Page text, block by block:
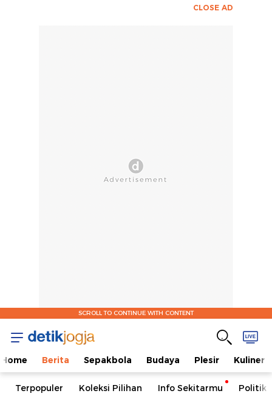
CLOSE AD
SCROLL TO CONTINUE WITH CONTENT
Home Berita Sepakbola Budaya Plesir Kuliner
Terpopuler Koleksi Pilihan Info Sekitarmu Politik